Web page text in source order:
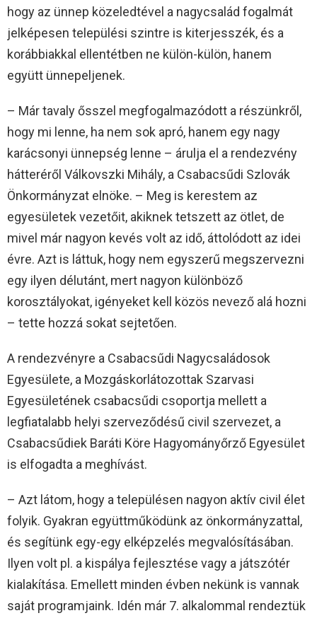
hogy az ünnep közeledtével a nagycsalád fogalmát
jelképesen települési szintre is kiterjesszék, és a
korábbiakkal ellentétben ne külön-külön, hanem
együtt ünnepeljenek.
– Már tavaly ősszel megfogalmazódott a részünkről,
hogy mi lenne, ha nem sok apró, hanem egy nagy
karácsonyi ünnepség lenne – árulja el a rendezvény
hátteréről Válkovszki Mihály, a Csabacsűdi Szlovák
Önkormányzat elnöke. – Meg is kerestem az
egyesületek vezetőit, akiknek tetszett az ötlet, de
mivel már nagyon kevés volt az idő, áttolódott az idei
évre. Azt is láttuk, hogy nem egyszerű megszervezni
egy ilyen délutánt, mert nagyon különböző
korosztályokat, igényeket kell közös nevező alá hozni
– tette hozzá sokat sejtetően.
A rendezvényre a Csabacsűdi Nagycsaládosok
Egyesülete, a Mozgáskorlátozottak Szarvasi
Egyesületének csabacsűdi csoportja mellett a
legfiatalabb helyi szerveződésű civil szervezet, a
Csabacsűdiek Baráti Köre Hagyományőrző Egyesület
is elfogadta a meghívást.
– Azt látom, hogy a településen nagyon aktív civil élet
folyik. Gyakran együttműködünk az önkormányzattal,
és segítünk egy-egy elképzelés megvalósításában.
Ilyen volt pl. a kispálya fejlesztése vagy a játszótér
kialakítása. Emellett minden évben nekünk is vannak
saját programjaink. Idén már 7. alkalommal rendeztük